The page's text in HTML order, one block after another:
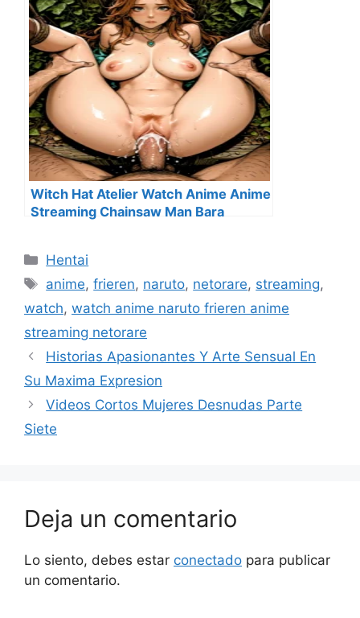
Witch Hat Atelier Watch Anime Anime
Streaming Chainsaw Man Bara
Categorías
Hentai
Etiquetas
anime,frieren, naruto, netorare, streaming,
watch, watch anime naruto frieren anime
streaming netorare
Historias Apasionantes Y Arte Sensual En
Su Maxima Expresion
Videos Cortos Mujeres Desnudas Parte
Siete
Deja un comentario
Lo siento, debes estar conectado para publicar
un comentario.